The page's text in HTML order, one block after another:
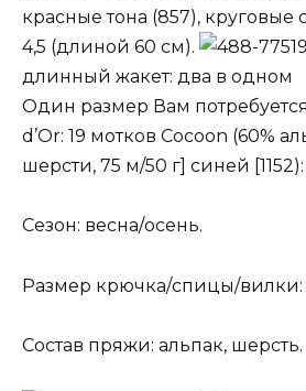
красные тона (857),
4,5 (длиной 60 см).
длинный жакет: два в одном
Один размер Вам
d’Or: 19 мотков Cocoon (60%
шерсти, 75 м/50 г] синей
Сезон: весна/осень.
Размер крючка/спицы/вилки:
Состав пряжи: альпак, шерсть.